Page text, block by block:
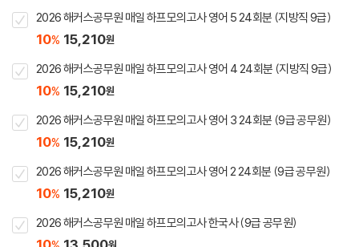
2026 해커스공무원 매일 하프모의고사 영어 5 24회분 (지방직 9급)
10% 15,210원
2026 해커스공무원 매일 하프모의고사 영어 4 24회분 (지방직 9급)
10% 15,210원
2026 해커스공무원 매일 하프모의고사 영어 3 24회분 (9급 공무원)
10% 15,210원
2026 해커스공무원 매일 하프모의고사 영어 2 24회분 (9급 공무원)
10% 15,210원
2026 해커스공무원 매일 하프모의고사 한국사 (9급 공무원)